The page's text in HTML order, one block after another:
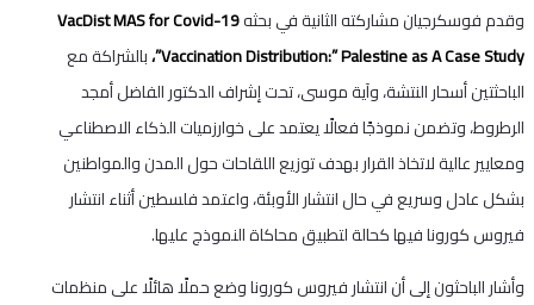
وقدم فوسكرجيان مشاركته الثانية في بحثهVacDist MAS for Covid-19
Vaccination Distribution:” Palestine as A Case Study”، بالشراكة مع
الباحثتين أسحار النتشة، وآية موسى، تحت إشراف الدكتور الفاضل أمجد
الرطروط، وتضمن نموذجًا فعالًا يعتمد على خوارزميات الذكاء الاصطناعي
ومعايير عالية لاتخاذ القرار بهدف توزيع اللقاحات حول المدن والمواطنين
بشكل عادل وسريع في حال انتشار الأوبئة، واعتمد فلسطين أثناء انتشار
فيروس كورونا فيها كحالة لتطبيق محاكاة النموذج عليها.
وأشار الباحثون إلى أن انتشار فيروس كورونا وضع حملًا هائلًا على منظمات